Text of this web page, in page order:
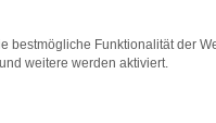
und Sie haben
können wir
bestmögliche Funktionalität der
weitere werden aktiviert.